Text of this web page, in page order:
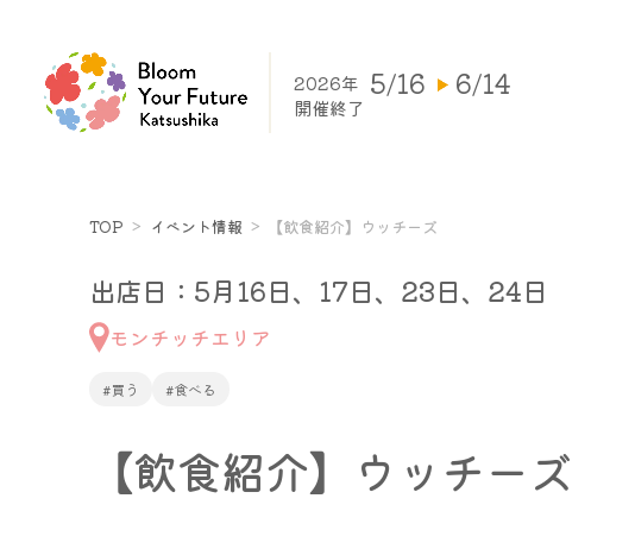
2026年 5/16 6/14
開催終了
TOP イベント情報 【飲食紹介】ウッチーズ
出店日：5月16日、17日、23日、24日
モンチッチエリア
#買う #食べる
【飲食紹介】ウッチーズ